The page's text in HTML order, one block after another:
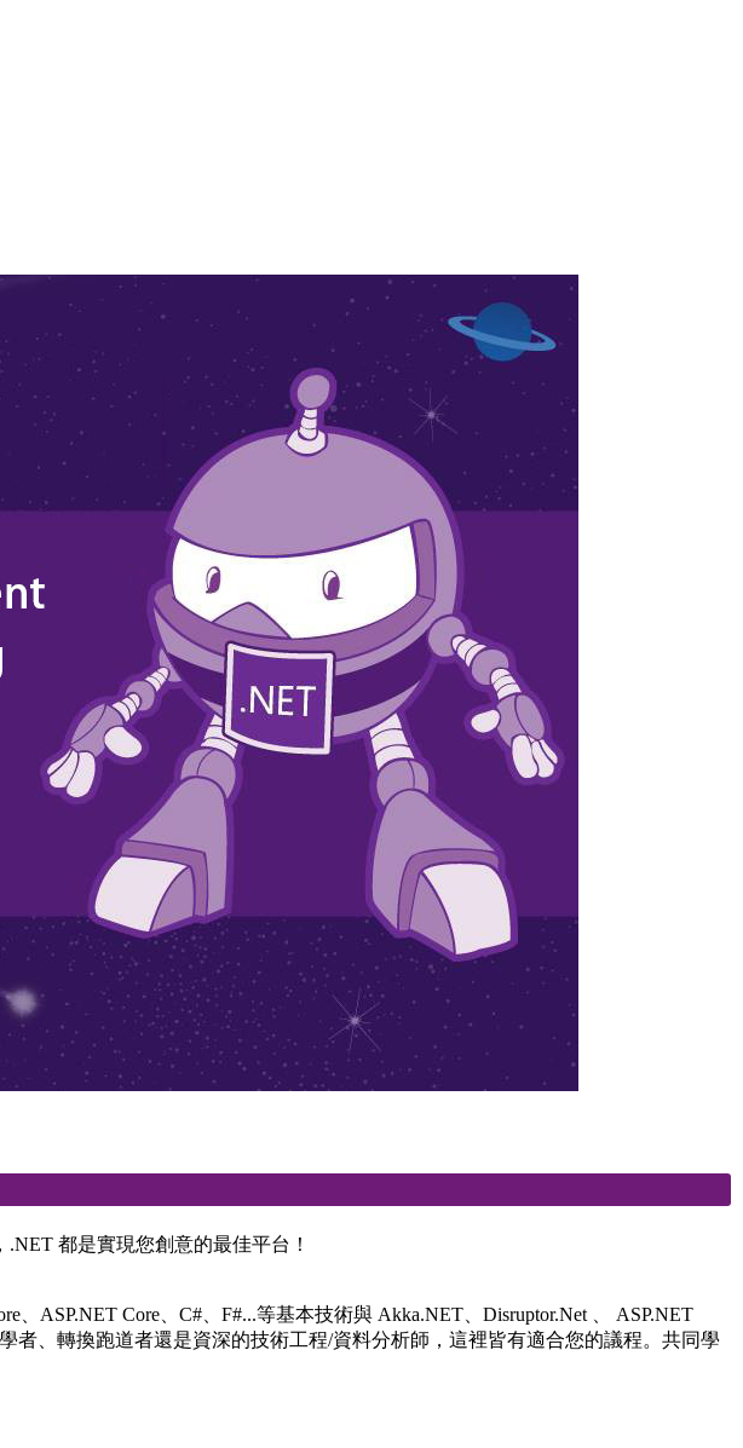
.NET 都是實現您創意的最佳平台！
ASP.NET Core、C#、F#...等基本技術與 Akka.NET、Disruptor.Net 、 ASP.NET
者、轉換跑道者還是資深的技術工程/資料分析師，這裡皆有適合您的議程。共同學